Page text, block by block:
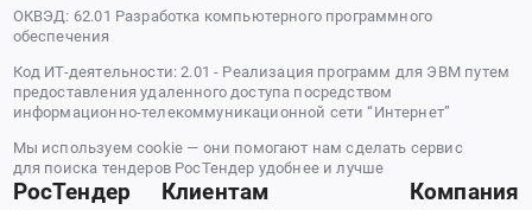
ОКВЭД: 62.01 Разработка компьютерного программного
обеспечения
Код ИТ-деятельности: 2.01 - Реализация программ для ЭВМ путем
предоставления удаленного доступа посредством
информационно-телекоммуникационной сети “Интернет”
Мы используем cookie — они помогают нам сделать сервис
для поиска тендеров РосТендер удобнее и лучше
РосТендер Клиентам Компания